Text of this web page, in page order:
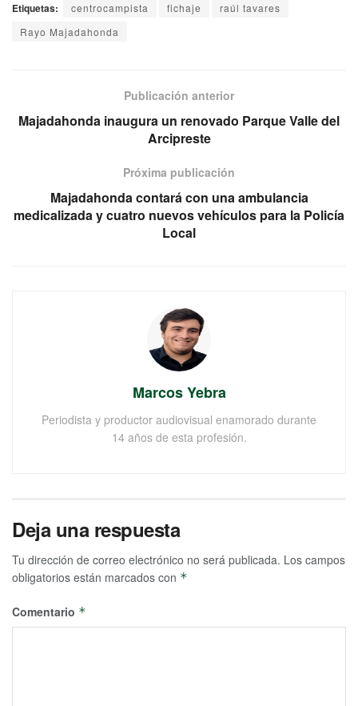
Etiquetas: centrocampista fichaje
raúl tavares
Rayo Majadahonda
Publicación anterior
Majadahonda inaugura un renovado Parque Valle del
Arcipreste
Próxima publicación
Majadahonda contará con una ambulancia
medicalizada y cuatro nuevos vehículos para la Policía
Local
Marcos Yebra
Periodista y productor audiovisual enamorado durante
14 años de esta profesión.
Deja una respuesta
Tu dirección de correo electrónico no será publicada. Los campos
obligatorios están marcados con *
Comentario *